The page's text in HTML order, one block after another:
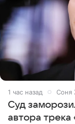
1 час назад Соня
Суд
автора